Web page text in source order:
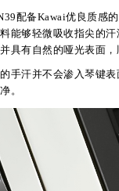
配备Kawai优良质感的
能够轻微吸收指尖的
具有自然的哑光表面，
手汗并不会渗入琴键
。